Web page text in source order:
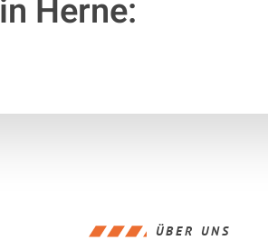
in Herne:
ÜBER UNS